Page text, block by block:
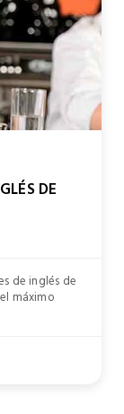
DE
de inglés de
máximo